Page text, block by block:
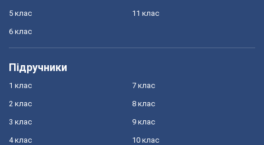
5 клас
6 клас
11 клас
Підручники
1 клас
2 клас
3 клас
4 клас
7 клас
8 клас
9 клас
10 клас